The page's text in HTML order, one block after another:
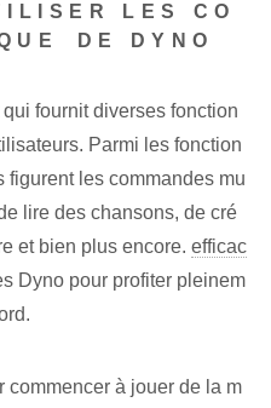
LES CO
⁣DE DYNO
fournit diverses fonction
Parmi les fonction
les commandes mu
lire des chansons, de cré
et bien plus encore. efficac
Dyno pour profiter pleinem
commencer à jouer de la m